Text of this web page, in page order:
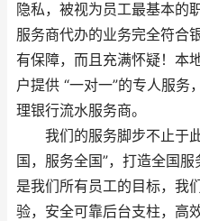
隐私，被视为员工最基本的
服务商代办的业务完全符合
有保障，而且充满怀疑！本
户提供 “一对一”的专人服务
理银行流水服务商。
我们的服务脚步不止于此
国，服务全国”，打造全国
是我们所有员工的目标，我
验，安全可靠后台支柱，高